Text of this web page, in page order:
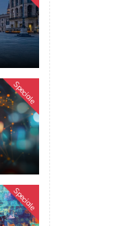
Speciale
Speciale